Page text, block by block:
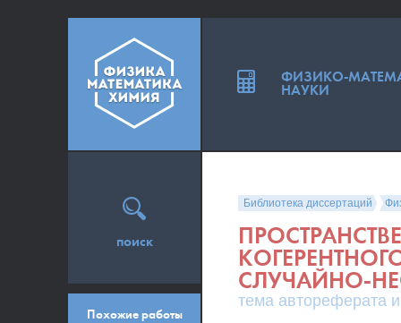
Библиотека диссертаций
СЛУЧАЙНО-
тема автореферата
поиск
Похожие работы
ФИЗИКО-
НАУКИ